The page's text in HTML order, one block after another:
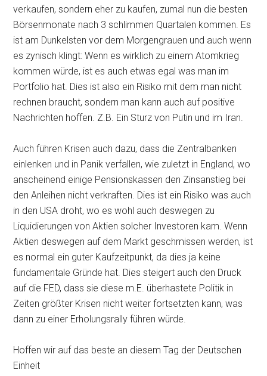
verkaufen, sondern eher zu kaufen, zumal nun die besten
Börsenmonate nach 3 schlimmen Quartalen kommen. Es
ist am Dunkelsten vor dem Morgengrauen und auch wenn
es zynisch klingt: Wenn es wirklich zu einem Atomkrieg
kommen würde, ist es auch etwas egal was man im
Portfolio hat. Dies ist also ein Risiko mit dem man nicht
rechnen braucht, sondern man kann auch auf positive
Nachrichten hoffen. Z.B. Ein Sturz von Putin und im Iran.
Auch führen Krisen auch dazu, dass die Zentralbanken
einlenken und in Panik verfallen, wie zuletzt in England, wo
anscheinend einige Pensionskassen den Zinsanstieg bei
den Anleihen nicht verkraften. Dies ist ein Risiko was auch
in den USA droht, wo es wohl auch deswegen zu
Liquidierungen von Aktien solcher Investoren kam. Wenn
Aktien deswegen auf dem Markt geschmissen werden, ist
es normal ein guter Kaufzeitpunkt, da dies ja keine
fundamentale Gründe hat. Dies steigert auch den Druck
auf die FED, dass sie diese m.E. überhastete Politik in
Zeiten größter Krisen nicht weiter fortsetzten kann, was
dann zu einer Erholungsrally führen würde.
Hoffen wir auf das beste an diesem Tag der Deutschen
Einheit